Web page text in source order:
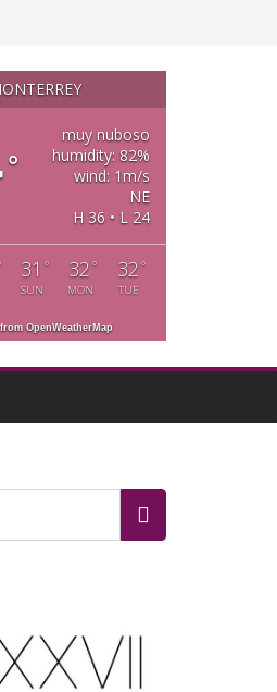
°
muy nuboso
humidity: 82%
wind: 1m/s
NE
H 36 • L 24
31 °
SUN
32 °
MON
32 °
TUE
OpenWeatherMap